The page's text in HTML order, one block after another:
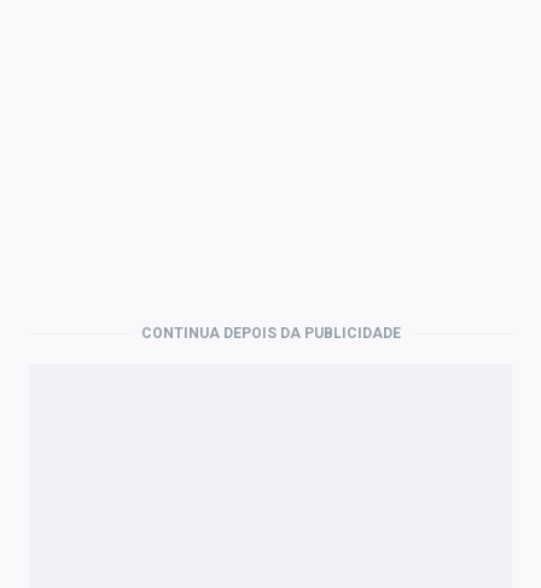
CONTINUA DEPOIS DA PUBLICIDADE